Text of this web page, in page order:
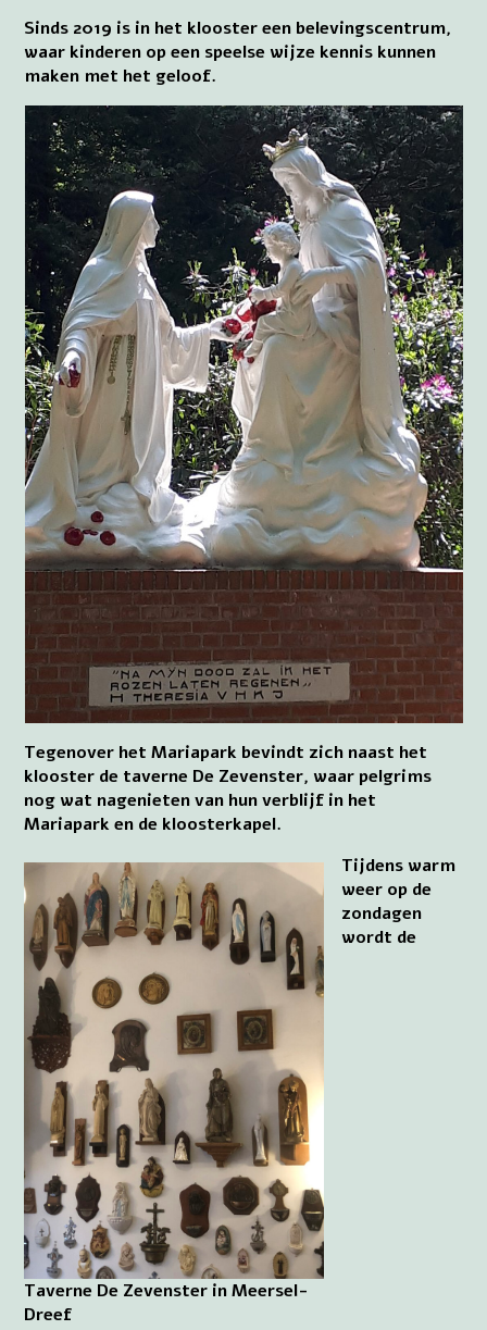
Sinds 2019 is in het klooster een belevingscentrum,
waar kinderen op een speelse wijze kennis kunnen
maken met het geloof.
Tegenover het Mariapark bevindt zich naast het
klooster de taverne De Zevenster, waar pelgrims
nog wat nagenieten van hun verblijf in het
Mariapark en de kloosterkapel.
Taverne De Zevenster in Meersel-
Dreef
Tijdens warm
weer op de
zondagen
wordt de